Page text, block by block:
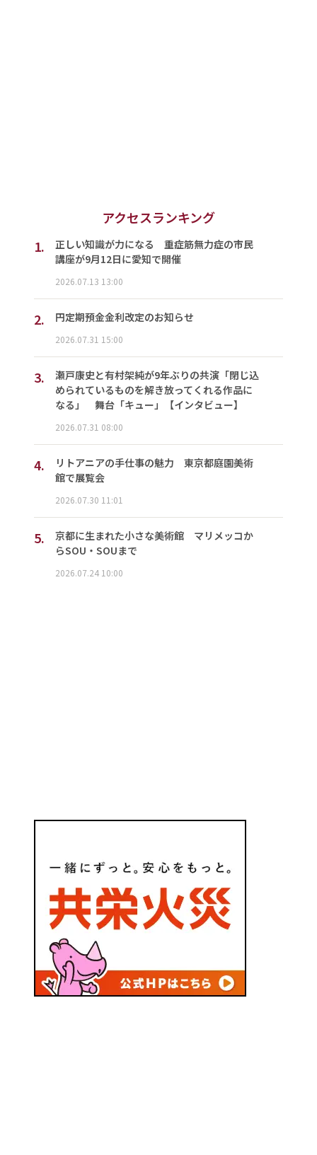
アクセスランキング
1.
正しい知識が力になる 重症筋無力症の市民
講座が9月12日に愛知で開催
2026.07.13 13:00
2. 円定期預金金利改定のお知らせ
2026.07.31 15:00
3.
瀬戸康史と有村架純が9年ぶりの共演「閉じ込
められているものを解き放ってくれる作品に
なる」 舞台「キュー」【インタビュー】
2026.07.31 08:00
4.
リトアニアの手仕事の魅力 東京都庭園美術
館で展覧会
2026.07.30 11:01
5.
京都に生まれた小さな美術館 マリメッコか
らSOU・SOUまで
2026.07.24 10:00